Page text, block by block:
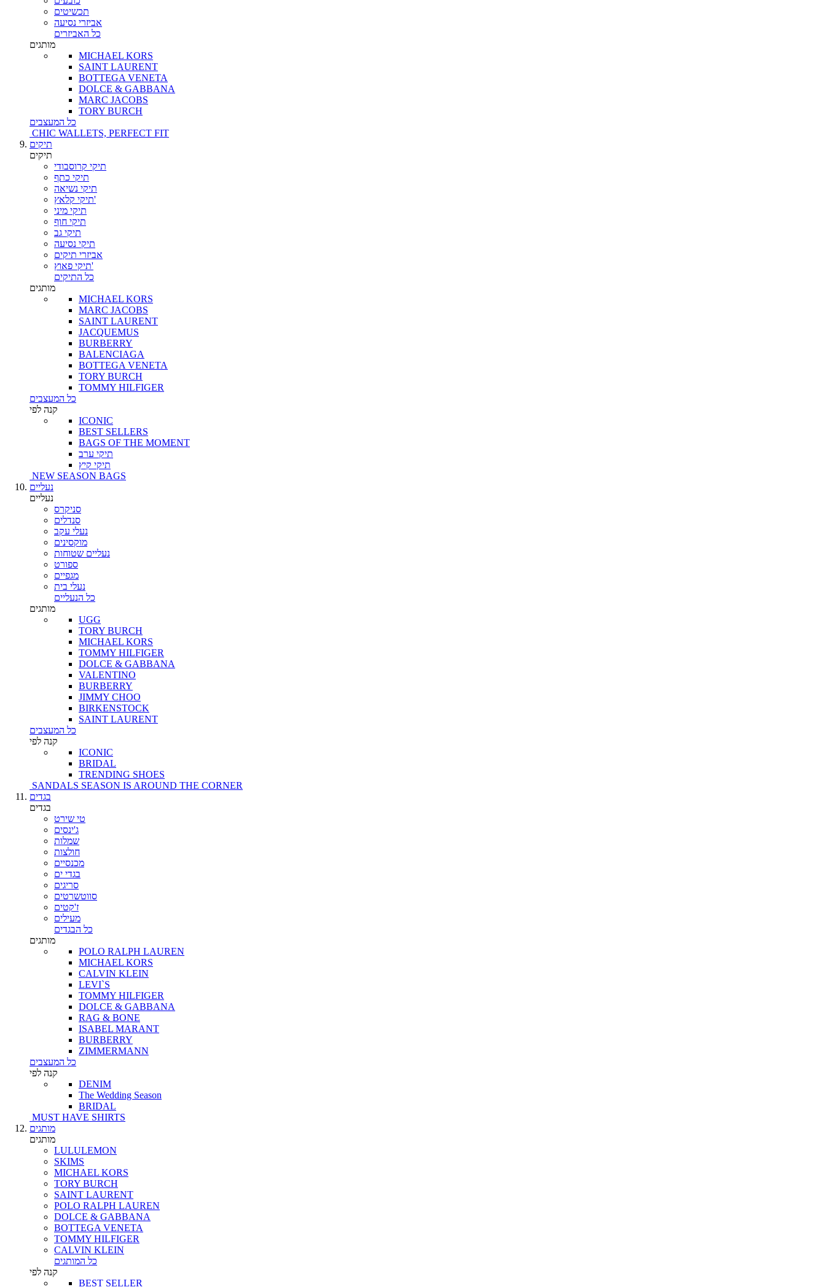
תכשיטים
אביזרי נסיעה
כל האביזרים
מותגים
MICHAEL KORS
SAINT LAURENT
BOTTEGA VENETA
DOLCE & GABBANA
MARC JACOBS
TORY BURCH
כל המעצבים
CHIC WALLETS, PERFECT FIT
תיקים
תיקים
תיקי קרוסבודי
תיקי כתף
תיקי נשיאה
תיקי קלאץ'
תיקי מיני
תיקי חוף
תיקי גב
תיקי נסיעה
אביזרי תיקים
תיקי פאוץ'
כל התיקים
מותגים
MICHAEL KORS
MARC JACOBS
SAINT LAURENT
JACQUEMUS
BURBERRY
BALENCIAGA
BOTTEGA VENETA
TORY BURCH
TOMMY HILFIGER
כל המעצבים
קנה לפי
ICONIC
BEST SELLERS
BAGS OF THE MOMENT
תיקי ערב
תיקי קיץ
NEW SEASON BAGS
נעליים
נעליים
סניקרס
סנדלים
נעלי עקב
מוקסינים
נעליים שטוחות
ספורט
מגפיים
נעלי בית
כל הנעליים
מותגים
UGG
TORY BURCH
MICHAEL KORS
TOMMY HILFIGER
DOLCE & GABBANA
VALENTINO
BURBERRY
JIMMY CHOO
BIRKENSTOCK
SAINT LAURENT
כל המעצבים
קנה לפי
ICONIC
BRIDAL
TRENDING SHOES
SANDALS SEASON IS AROUND THE CORNER
בגדים
בגדים
טי שירט
ג'ינסים
שמלות
חולצות
מכנסיים
בגדי ים
סריגים
סווטשרטים
ז'קטים
מעילים
כל הבגדים
מותגים
POLO RALPH LAUREN
MICHAEL KORS
CALVIN KLEIN
LEVI`S
TOMMY HILFIGER
DOLCE & GABBANA
RAG & BONE
ISABEL MARANT
BURBERRY
ZIMMERMANN
כל המעצבים
קנה לפי
DENIM
The Wedding Season
BRIDAL
MUST HAVE SHIRTS
מותגים
מותגים
LULULEMON
SKIMS
MICHAEL KORS
TORY BURCH
SAINT LAURENT
POLO RALPH LAUREN
DOLCE & GABBANA
BOTTEGA VENETA
TOMMY HILFIGER
CALVIN KLEIN
כל המותגים
קנה לפי
BEST SELLER